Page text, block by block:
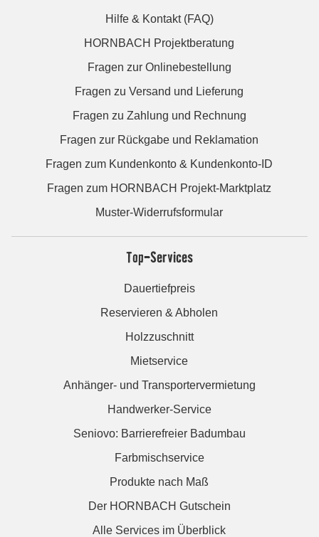
Hilfe & Kontakt (FAQ)
HORNBACH Projektberatung
Fragen zur Onlinebestellung
Fragen zu Versand und Lieferung
Fragen zu Zahlung und Rechnung
Fragen zur Rückgabe und Reklamation
Fragen zum Kundenkonto & Kundenkonto-ID
Fragen zum HORNBACH Projekt-Marktplatz
Muster-Widerrufsformular
Top-Services
Dauertiefpreis
Reservieren & Abholen
Holzzuschnitt
Mietservice
Anhänger- und Transportervermietung
Handwerker-Service
Seniovo: Barrierefreier Badumbau
Farbmischservice
Produkte nach Maß
Der HORNBACH Gutschein
Alle Services im Überblick